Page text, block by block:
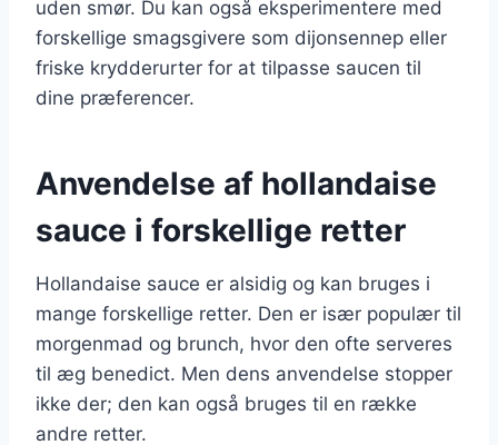
uden smør. Du kan også eksperimentere med
forskellige smagsgivere som dijonsennep eller
friske krydderurter for at tilpasse saucen til
dine præferencer.
Anvendelse af hollandaise
sauce i forskellige retter
Hollandaise sauce er alsidig og kan bruges i
mange forskellige retter. Den er især populær til
morgenmad og brunch, hvor den ofte serveres
til æg benedict. Men dens anvendelse stopper
ikke der; den kan også bruges til en række
andre retter.